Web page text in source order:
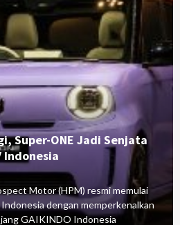
Super-ONE Jadi Senjata
Indonesia
Motor (HPM) resmi memulai
dengan memperkenalkan
GAIKINDO Indonesia